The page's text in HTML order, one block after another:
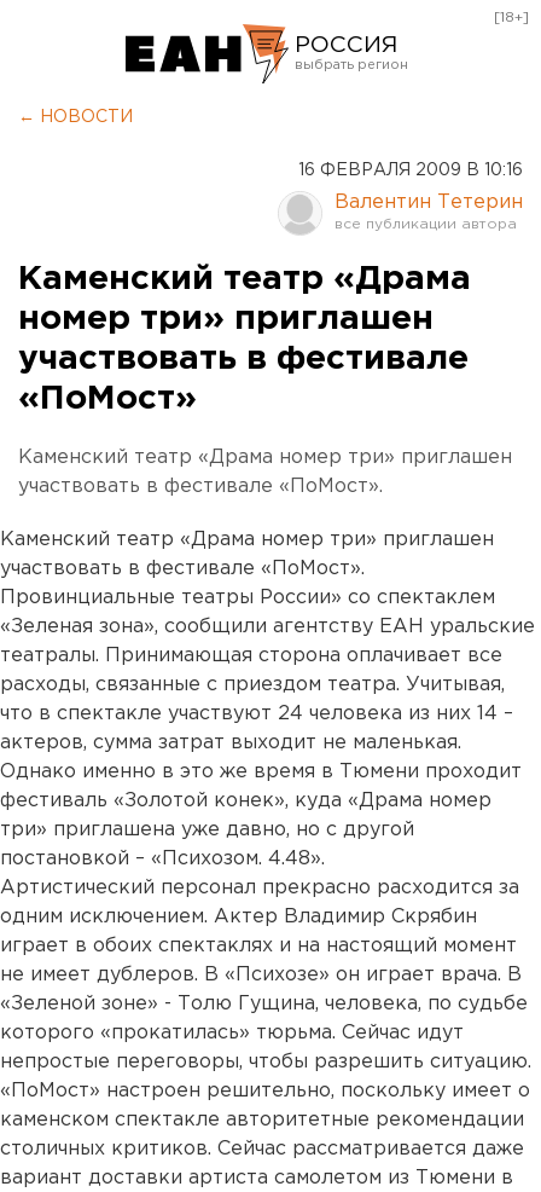
РОССИЯ
Курган
Оренбург
[18+]
← НОВОСТИ
16 ФЕВРАЛЯ 2009 В 10:16
Валентин Тетерин
Каменский театр «Драма
номер три» приглашен
участвовать в фестивале
«ПоМост»
Каменский театр «Драма номер три» приглашен
участвовать в фестивале «ПоМост».
Каменский театр «Драма номер три» приглашен
участвовать в фестивале «ПоМост».
Провинциальные театры России» со спектаклем
«Зеленая зона», сообщили агентству ЕАН уральские
театралы. Принимающая сторона оплачивает все
расходы, связанные с приездом театра. Учитывая,
что в спектакле участвуют 24 человека из них 14 –
актеров, сумма затрат выходит не маленькая.
Однако именно в это же время в Тюмени проходит
фестиваль «Золотой конек», куда «Драма номер
три» приглашена уже давно, но с другой
постановкой – «Психозом. 4.48».
Артистический персонал прекрасно расходится за
одним исключением. Актер Владимир Скрябин
играет в обоих спектаклях и на настоящий момент
не имеет дублеров. В «Психозе» он играет врача. В
«Зеленой зоне» - Толю Гущина, человека, по судьбе
которого «прокатилась» тюрьма. Сейчас идут
непростые переговоры, чтобы разрешить ситуацию.
«ПоМост» настроен решительно, поскольку имеет о
каменском спектакле авторитетные рекомендации
столичных критиков. Сейчас рассматривается даже
вариант доставки артиста самолетом из Тюмени в